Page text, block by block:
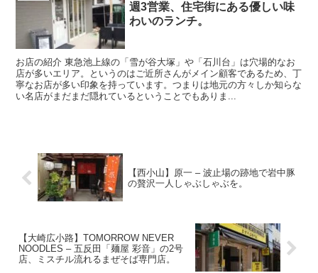
週3営業、住宅街にある優しい味
わいのランチ。
お店の紹介 東急池上線の「雪が谷大塚」や「石川台」は穴場的なお
店が多いエリア。というのはご近所さんがメイン顧客であるため、丁
寧なお店が多い印象を持っています。つまりは地元の方々しか知らな
い名店がまだまだ隠れているということでもありま...
【西小山】原一 – 波止場の跡地で岩中豚
の贅沢一人しゃぶしゃぶを。
【大崎広小路】TOMORROW NEVER
NOODLES – 五反田「麺屋 彩音」の2号
店、ミスチル流れるまぜそば専門店。